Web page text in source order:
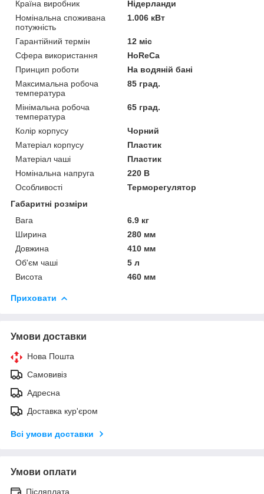
Країна виробник
Нідерланди
Номінальна споживана
потужність
1.006 кВт
Гарантійний термін
12 міс
Сфера використання
HoReCa
Принцип роботи
На водяній бані
Максимальна робоча
температура
85 град.
Мінімальна робоча
температура
65 град.
Колір корпусу
Чорний
Матеріал корпусу
Пластик
Матеріал чаші
Пластик
Номінальна напруга
220 В
Особливості
Терморегулятор
Габаритні розміри
Вага
6.9 кг
Ширина
280 мм
Довжина
410 мм
Об'єм чаші
5 л
Висота
460 мм
Приховати
Умови доставки
Нова Пошта
Самовивіз
Адресна
Доставка кур'єром
Всі умови доставки
Умови оплати
Післяплата